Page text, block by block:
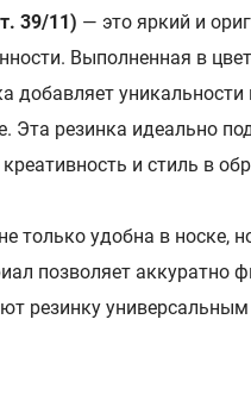
39/11) — это яркий и
Выполненная в
добавляет
Эта резинка идеально
и стиль в
только удобна в носке,
позволяет аккуратно
резинку универсальным